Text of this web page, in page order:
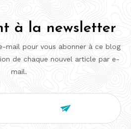
à la newsletter
mail pour vous abonner à ce blog
de chaque nouvel article par e-
mail.
